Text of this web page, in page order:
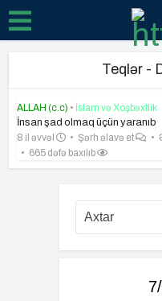
Teqlər -
ALLAH (c.c) • İslam və Xoşbəxtlik
İnsan şad olmaq üçün yaranıb
8 il əvvəl
Şərh əlavə et
665 dəfə baxılıb